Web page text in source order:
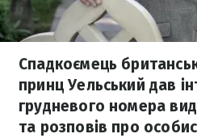
Спадкоємець
принц Уельський дав
грудневого номера
та розповів про